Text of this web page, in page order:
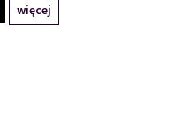
więcej